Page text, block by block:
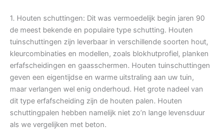
1. Houten schuttingen: Dit was vermoedelijk begin jaren 90
de meest bekende en populaire type schutting. Houten
tuinschuttingen zijn leverbaar in verschillende soorten hout,
kleurcombinaties en modellen, zoals blokhutprofiel, planken
erfafscheidingen en gaasschermen. Houten tuinschuttingen
geven een eigentijdse en warme uitstraling aan uw tuin,
maar verlangen wel enig onderhoud. Het grote nadeel van
dit type erfafscheiding zijn de houten palen. Houten
schuttingpalen hebben namelijk niet zo’n lange levensduur
als we vergelijken met beton.